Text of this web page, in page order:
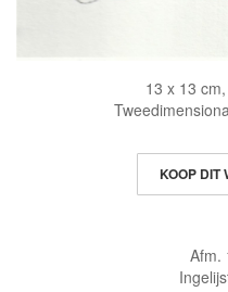
13 x 13
KOOP DIT
Afm.